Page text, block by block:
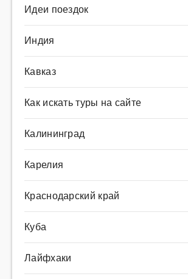
Идеи поездок
Индия
Кавказ
Как искать туры на сайте
Калининград
Карелия
Краснодарский край
Куба
Лайфхаки